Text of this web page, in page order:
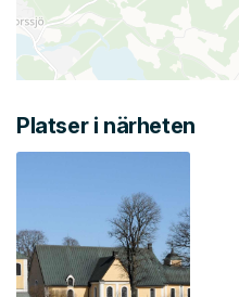
Platser i närheten